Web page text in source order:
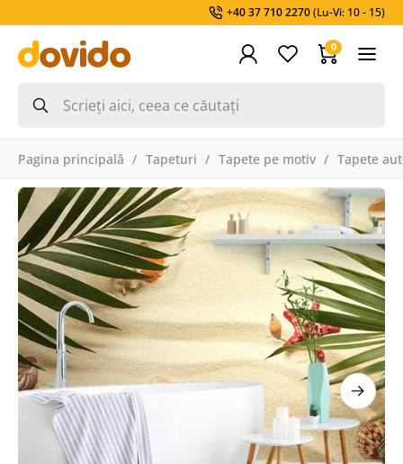
+40 37 710 2270(Lu-Vi: 10 - 15)
0
Pagina principală Tapeturi Tapete pe motiv Tapete